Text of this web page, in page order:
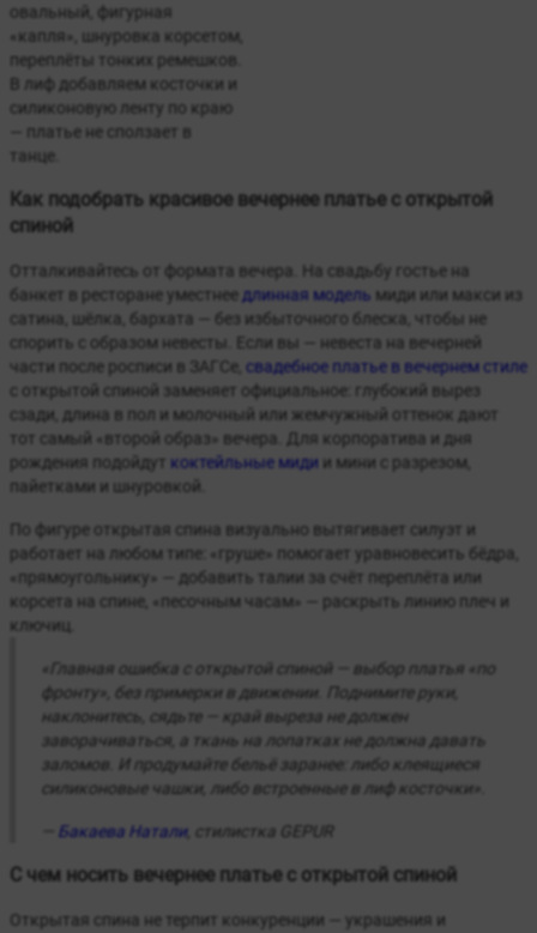
овальный, фигурная
«капля», шнуровка корсетом,
переплёты тонких ремешков.
В лиф добавляем косточки и
силиконовую ленту по краю
— платье не сползает в
танце.
Как подобрать красивое вечернее платье с открытой
спиной
Отталкивайтесь от формата вечера. На свадьбу гостье на
банкет в ресторане уместнее длинная модель миди или макси из
сатина, шёлка, бархата — без избыточного блеска, чтобы не
спорить с образом невесты. Если вы — невеста на вечерней
части после росписи в ЗАГСе, свадебное платье в вечернем стиле
с открытой спиной заменяет официальное: глубокий вырез
сзади, длина в пол и молочный или жемчужный оттенок дают
тот самый «второй образ» вечера. Для корпоратива и дня
рождения подойдут коктейльные миди и мини с разрезом,
пайетками и шнуровкой.
По фигуре открытая спина визуально вытягивает силуэт и
работает на любом типе: «груше» помогает уравновесить бёдра,
«прямоугольнику» — добавить талии за счёт переплёта или
корсета на спине, «песочным часам» — раскрыть линию плеч и
ключиц.
«Главная ошибка с открытой спиной — выбор платья «по
фронту», без примерки в движении. Поднимите руки,
наклонитесь, сядьте — край выреза не должен
заворачиваться, а ткань на лопатках не должна давать
заломов. И продумайте бельё заранее: либо клеящиеся
силиконовые чашки, либо встроенные в лиф косточки».
Бакаева Натали, стилистка GEPUR
С чем носить вечернее платье с открытой спиной
Открытая спина не терпит конкуренции — украшения и